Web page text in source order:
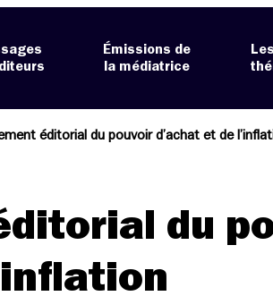
Émissions de
la médiatrice
éditorial du pouvoir d’achat et de
du